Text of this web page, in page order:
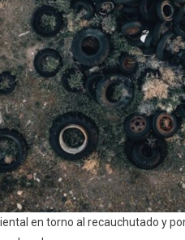
en torno al recauchutado y